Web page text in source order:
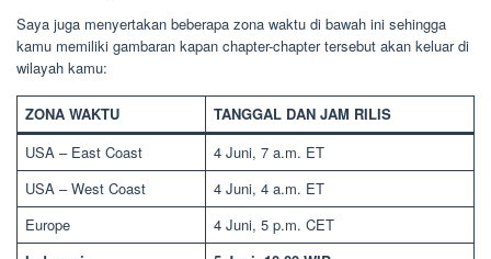
Saya juga menyertakan beberapa zona waktu di bawah ini sehingga
kamu memiliki gambaran kapan chapter-chapter tersebut akan keluar di
wilayah kamu:
ZONA WAKTU
TANGGAL DAN JAM RILIS
USA – East Coast
4 Juni, 7 a.m. ET
USA – West Coast
4 Juni, 4 a.m. ET
Europe
4 Juni, 5 p.m. CET